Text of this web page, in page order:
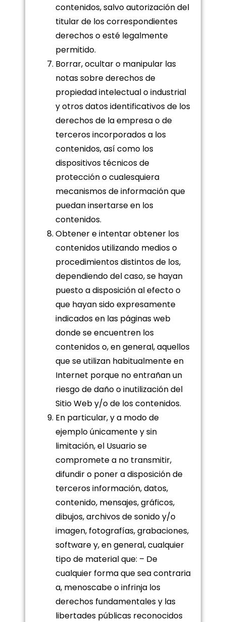
contenidos, salvo autorización del
titular de los correspondientes
derechos o esté legalmente
permitido.
Borrar, ocultar o manipular las
notas sobre derechos de
propiedad intelectual o industrial
y otros datos identificativos de los
derechos de la empresa o de
terceros incorporados a los
contenidos, así como los
dispositivos técnicos de
protección o cualesquiera
mecanismos de información que
puedan insertarse en los
contenidos.
Obtener e intentar obtener los
contenidos utilizando medios o
procedimientos distintos de los,
dependiendo del caso, se hayan
puesto a disposición al efecto o
que hayan sido expresamente
indicados en las páginas web
donde se encuentren los
contenidos o, en general, aquellos
que se utilizan habitualmente en
Internet porque no entrañan un
riesgo de daño o inutilización del
Sitio Web y/o de los contenidos.
En particular, y a modo de
ejemplo únicamente y sin
limitación, el Usuario se
compromete a no transmitir,
difundir o poner a disposición de
terceros información, datos,
contenido, mensajes, gráficos,
dibujos, archivos de sonido y/o
imagen, fotografías, grabaciones,
software y, en general, cualquier
tipo de material que: – De
cualquier forma que sea contraria
a, menoscabe o infrinja los
derechos fundamentales y las
libertades públicas reconocidos